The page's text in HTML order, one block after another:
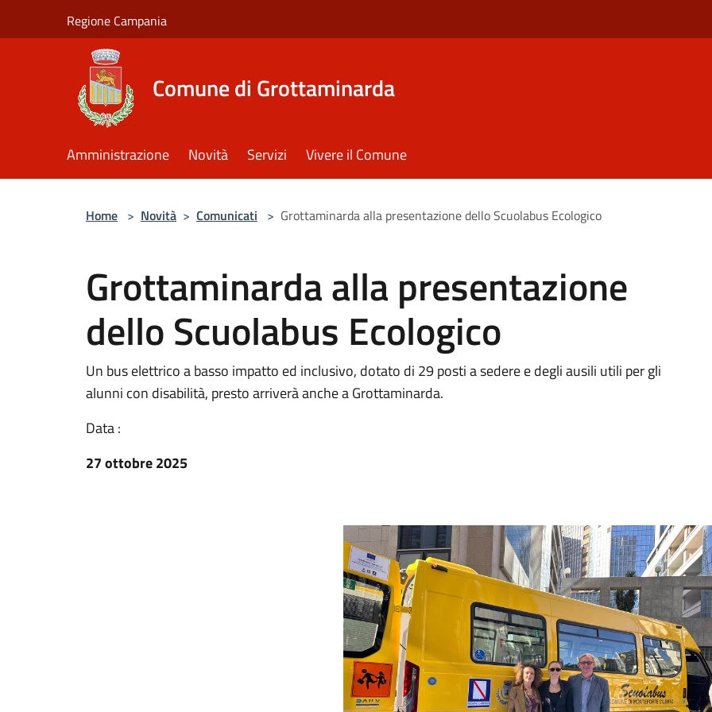
Regione Campania
Comune di Grottaminarda
Amministrazione Novità Servizi Vivere il Comune
Home > Novità > Comunicati > Grottaminarda alla presentazione dello Scuolabus Ecologico
Grottaminarda alla presentazione
dello Scuolabus Ecologico
Un bus elettrico a basso impatto ed inclusivo, dotato di 29 posti a sedere e degli ausili utili per gli
alunni con disabilità, presto arriverà anche a Grottaminarda.
Data :
27 ottobre 2025